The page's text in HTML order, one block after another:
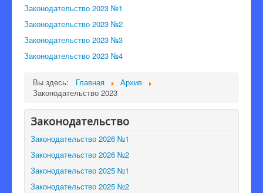
Журнал
Информация для авторов
Порядок рецензии
Контакты
Главный редактор
Редакционная коллегия
Законодательство 2023 №1
Законодательство 2023 №2
Законодательство 2023 №3
Законодательство 2023 №4
Вы здесь: Главная
Архив
Законодательство 2023
Законодательство
Законодательство 2026 №1
Законодательство 2026 №2
Законодательство 2025 №1
Законодательство 2025 №2